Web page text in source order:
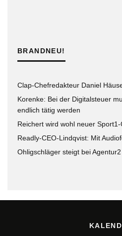
BRANDNEU!
Clap-Chefredakteur Daniel
Korenke: Bei der Digitalsteuer
endlich tätig werden
Reichert wird wohl neuer
Readly-CEO-Lindqvist: Mit
Ohligschläger steigt bei